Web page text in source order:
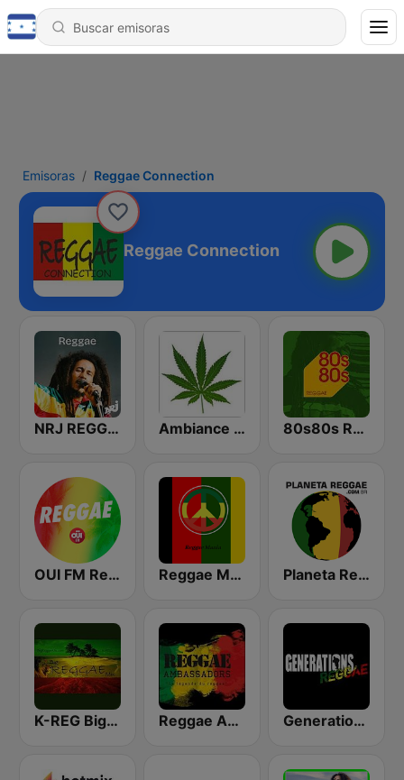
Emisoras Reggae Connection
Reggae Connection
NRJ REGGAE Ambiance Reggae 80s80s Reggae
OUI FM Reggae Reggae Mania Planeta Reggae
K-REG Big Reggae Mix Reggae Ambassadors Radio Generations Reggae